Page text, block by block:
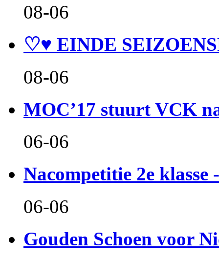
08-06
♡♥ EINDE
08-06
MOC’17 stuurt VCK
06-06
Nacompetitie 2e klasse
06-06
Gouden Schoen voor